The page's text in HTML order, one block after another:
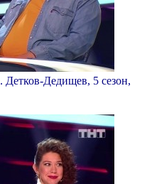
Детков-Дедищев, 5 сезон,